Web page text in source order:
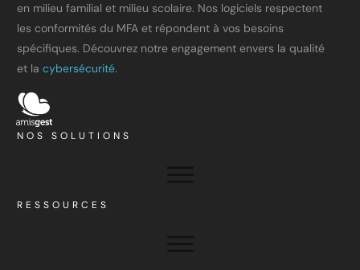
en milieu familial et milieu scolaire. Nos logiciels respectent
les conformités du MFA et répondent à vos besoins
spécifiques. Découvrez notre engagement envers la qualité
et la cybersécurité.
NOS SOLUTIONS
RESSOURCES